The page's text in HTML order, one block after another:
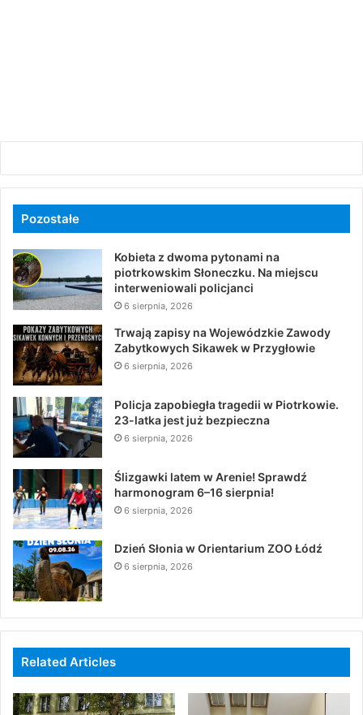
Pozostałe
Kobieta z dwoma pytonami na
piotrkowskim Słoneczku. Na miejscu
interweniowali policjanci
6 sierpnia, 2026
Trwają zapisy na Wojewódzkie Zawody
Zabytkowych Sikawek w Przygłowie
6 sierpnia, 2026
Policja zapobiegła tragedii w Piotrkowie.
23-latka jest już bezpieczna
6 sierpnia, 2026
Ślizgawki latem w Arenie! Sprawdź
harmonogram 6–16 sierpnia!
6 sierpnia, 2026
Dzień Słonia w Orientarium ZOO Łódź
6 sierpnia, 2026
Related Articles